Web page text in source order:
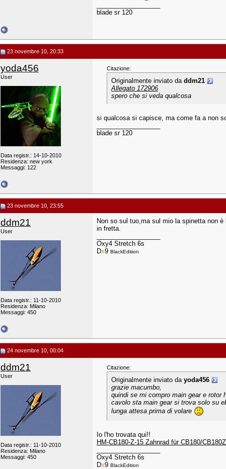
blade sr 120
23 novembre 10, 20:33
yoda456
User
Data registr.: 14-10-2010
Residenza: new york
Messaggi: 122
Citazione:
Originalmente inviato da ddm21
Allegato 172906
spero che si veda qualcosa
si qualcosa si capisce, ma come fa a non
blade sr 120
23 novembre 10, 23:55
ddm21
User
Data registr.: 11-10-2010
Residenza: Milano
Messaggi: 450
Non so sul tuo,ma sul mio la spinetta non
in fretta.
Oxy4 Stretch 6s
Dx9 BlackEdition
24 novembre 10, 00:04
ddm21
User
Data registr.: 11-10-2010
Residenza: Milano
Messaggi: 450
Citazione:
Originalmente inviato da yoda456
grazie macumbo,
quindi se mi compro main gear e rotor
cavolo sta main gear si trova solo su
lunga attesa prima di volare
Io l'ho trovata qui!!
HM-CB180-Z-15 Zahnrad für CB180/
Oxy4 Stretch 6s
Dx9 BlackEdition